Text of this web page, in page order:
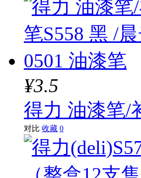
¥3.5
得力 油漆笔/
对比 收藏 0